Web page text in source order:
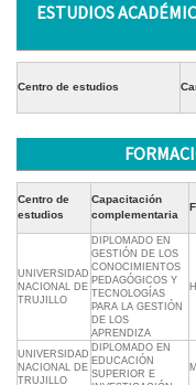
ESTUDIOS
Centro de estudios
Centro de
estudios
Capacitación
complementaria
UNIVERSIDAD
NACIONAL DE
TRUJILLO
DIPLOMADO EN
GESTIÓN DE LOS
CONOCIMIENTOS
PEDAGÓGICOS Y
TECNOLOGÍAS
PARA LA GESTIÓN
DE LOS
APRENDIZA
UNIVERSIDAD
NACIONAL DE
TRUJILLO
DIPLOMADO EN
EDUCACIÓN
SUPERIOR E